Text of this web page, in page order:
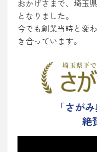
おかげさまで、埼玉
となりました。
今でも創業当時と変
き合っています。
「さが
絶